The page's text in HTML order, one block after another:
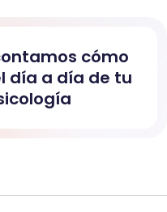
cómo
día a día de tu